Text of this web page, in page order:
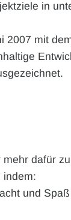
in
2007 mit
dafür
indem:
und